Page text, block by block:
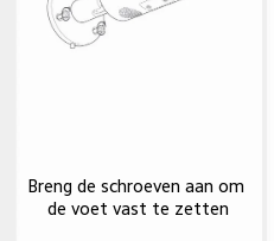
Breng de schroeven aan om
de voet vast te zetten